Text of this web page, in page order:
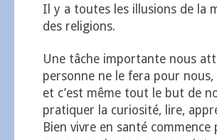
Il y a toutes les illusions de la
des religions.
Une tâche importante nous
personne ne le fera pour
et c’est même tout le but de
pratiquer la curiosité, lire,
Bien vivre en santé